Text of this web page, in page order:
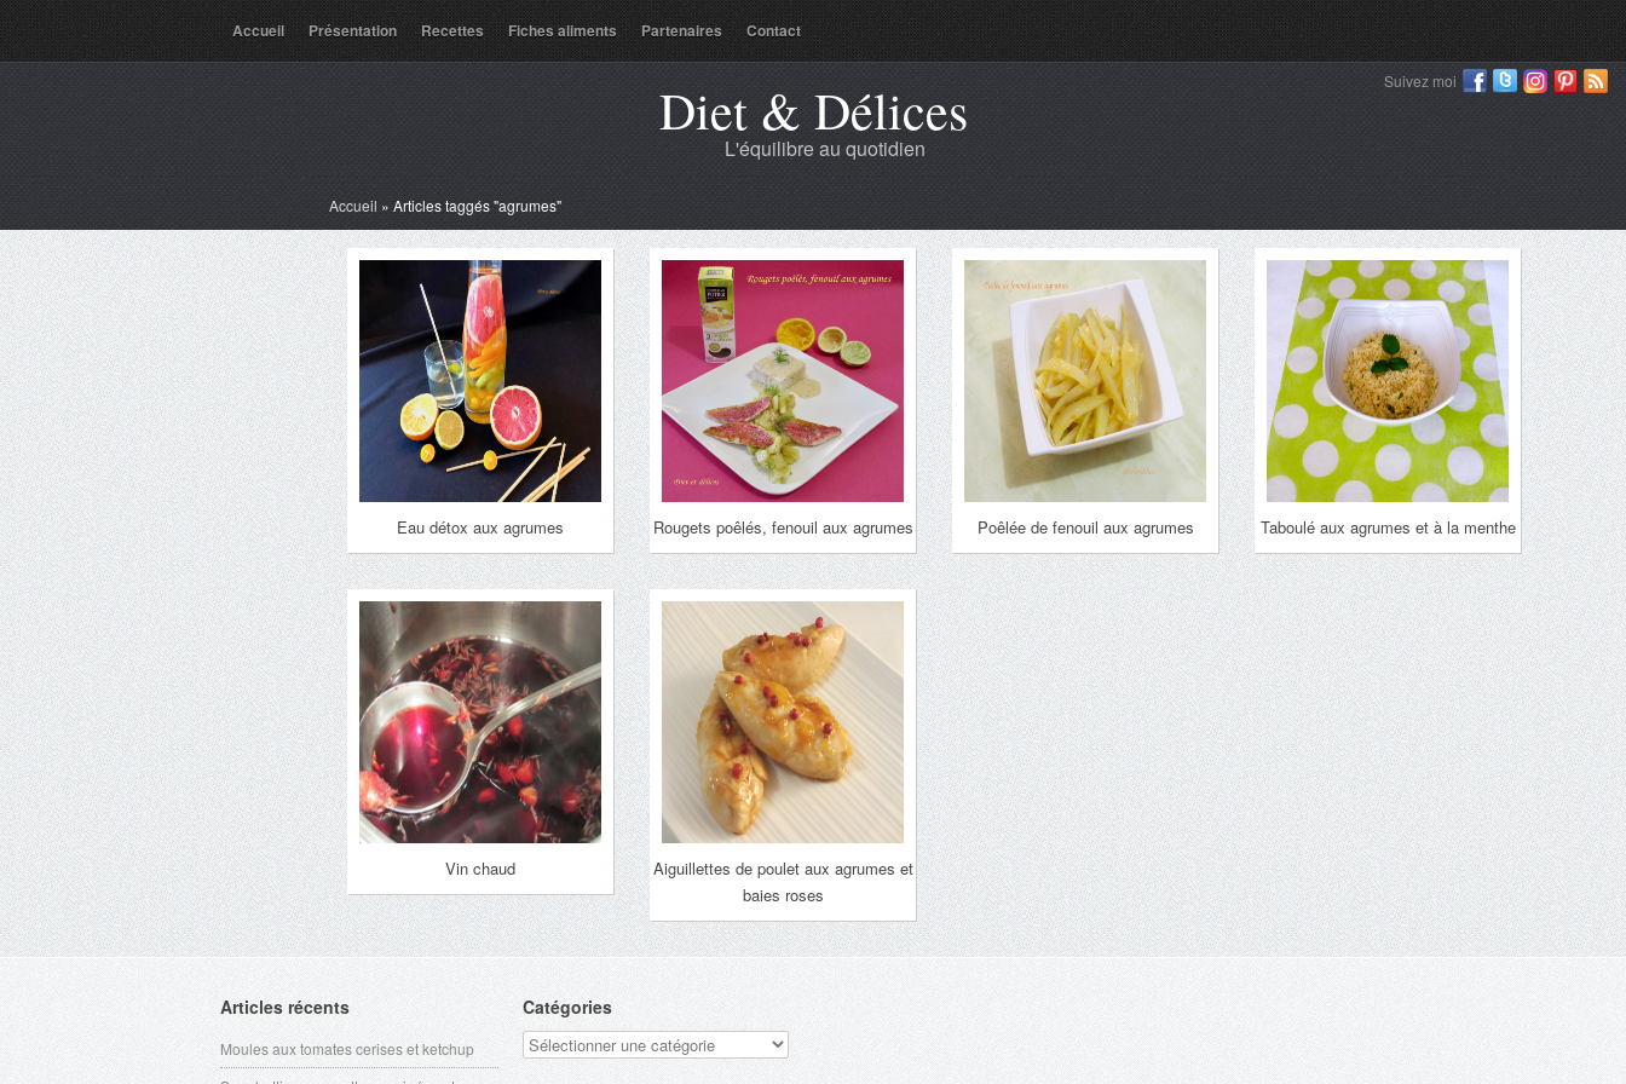
Accueil Présentation Recettes Fiches aliments Partenaires Contact
Suivez moi
Diet & Délices
L'équilibre au quotidien
Accueil » Articles taggés "agrumes"
Eau détox aux agrumes Rougets poêlés, fenouil aux agrumes Poêlée de fenouil aux agrumes Taboulé aux agrumes et à la menthe
Vin chaud
Aiguillettes de poulet aux agrumes et
baies roses
Articles récents
Moules aux tomates cerises et ketchup
Catégories
Catégories